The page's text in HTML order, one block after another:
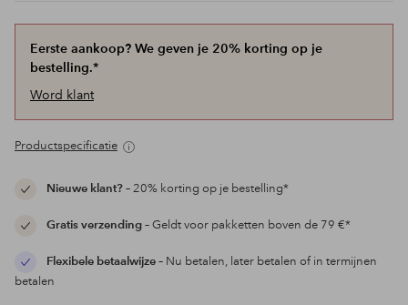
Eerste aankoop? We geven je 20% korting op je
bestelling.*
Word klant
Productspecificatie
Nieuwe klant?– 20% korting op je bestelling*
Gratis verzending– Geldt voor pakketten boven de 79 €*
Flexibele betaalwijze– Nu betalen, later betalen of in termijnen
betalen